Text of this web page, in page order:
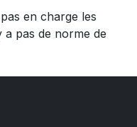
en charge les
pas de norme de